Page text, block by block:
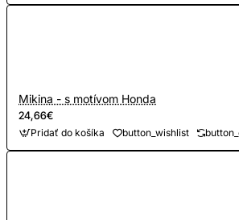
Mikina - s motívom Honda
24,66€
Pridať do košíka button_wishlist